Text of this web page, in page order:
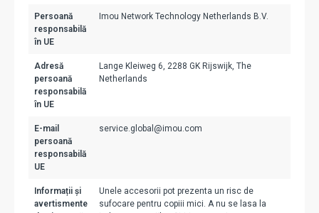
Persoană
responsabilă
în UE
Imou Network Technology Netherlands B.V.
Adresă
persoană
responsabilă
în UE
Lange Kleiweg 6, 2288 GK Rijswijk, The
Netherlands
E-mail
persoană
responsabilă
UE
service.global@imou.com
Informații și
avertismente
Unele accesorii pot prezenta un risc de
sufocare pentru copiii mici. A nu se lasa la